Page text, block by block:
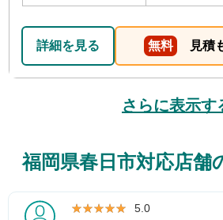
詳細を見る 無料 見積
さらに表示す
福岡県春日市対応店舗
★★★★★
★★★★★ 5.0